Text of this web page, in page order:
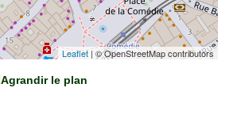
Leaflet| © OpenStreetMap contributors
Agrandir le plan